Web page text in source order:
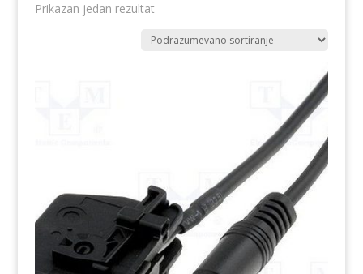
Prikazan jedan rezultat